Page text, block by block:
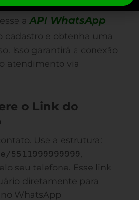
aAPI WhatsApp
cadastro e obtenha uma
Isso garantirá a conexão
atendimento via
o Link do
Use a estrutura:
5511999999999,
seu telefone. Esse link
diretamente para
WhatsApp.